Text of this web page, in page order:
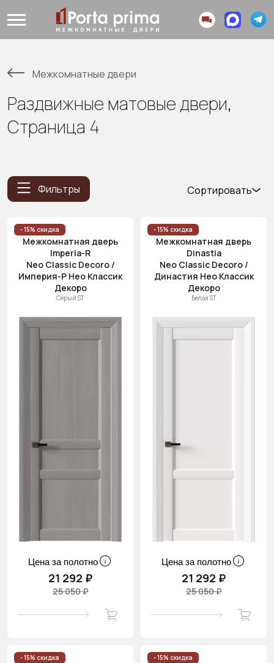
Межкомнатные двери
Раздвижные матовые двери,
Страница 4
Фильтры
Сортировать
Цена
(возр.)
Цена (убыв.)
Cначала
новинки
скидки
- 15% скидка
Межкомнатная дверь
Imperia-R
Neo Classic Decoro /
Империя-Р Нео Классик
Декоро
Серый ST
Цена за полотно
21 292 ₽
25 050 ₽
- 15% скидка
Межкомнатная дверь
Dinastia
Neo Classic Decoro /
Династия Нео Классик
Декоро
Белая ST
Цена за полотно
21 292 ₽
25 050 ₽
- 15% скидка - 15% скидка